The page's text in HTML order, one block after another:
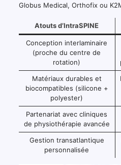
Globus Medical, Orthofix ou
Atouts d’IntraSPINE
Conception interlaminaire
(proche du centre de
rotation)
Matériaux durables et
biocompatibles (silicone +
polyester)
Partenariat avec cliniques
de physiothérapie avancée
Gestion transatlantique
personnalisée